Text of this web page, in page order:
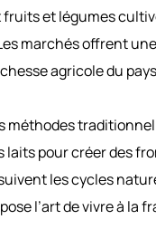
et légumes
marchés offrent
agricole du
méthodes
pour créer des
les cycles
l’art de vivre à